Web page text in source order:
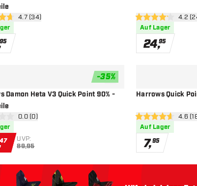
Bewertungsbereich öffnen
4.7 (34)
95
4.2 4.2
Auf Lager
24,95
-35%
Damon Heta V3 Quick Point 90% -
Bewertungsbereich öffnen
0.0 (0)
47 UVP:
89,95
Zur Wunschliste hinzufügen
Harrows Quick
4.6 4.6
Auf Lager
7,95